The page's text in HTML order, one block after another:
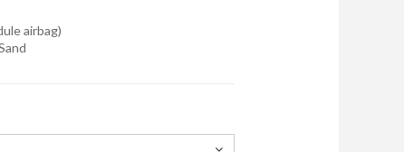
airbag)